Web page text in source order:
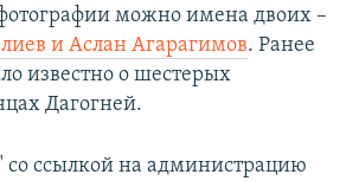
можно имена двоих –
и Аслан Агарагимов. Ранее
известно о шестерых
Дагогней.
со ссылкой на администрацию